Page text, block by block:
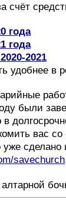
счёт
года
года
2021
удобнее в
были
в
вас со
уже
savechurch